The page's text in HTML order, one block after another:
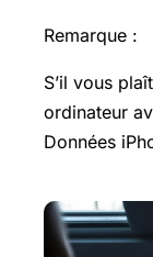
Remarque :
S’il vous
ordinateur
Données